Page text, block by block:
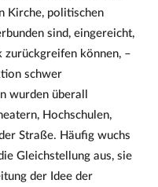
Kirche, politischen
sind, eingereicht,
zurückgreifen können, –
schwer
wurden überall
Hochschulen,
Straße. Häufig wuchs
Gleichstellung aus, sie
der Idee der